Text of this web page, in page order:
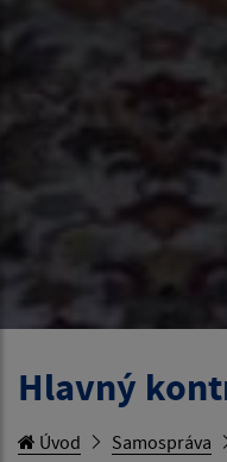
Hlavný
Úvod Samospráva